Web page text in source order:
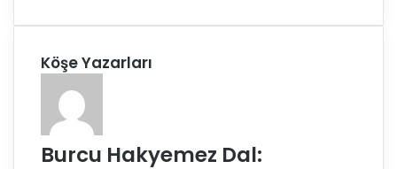
Köşe Yazarları
Burcu Hakyemez Dal: